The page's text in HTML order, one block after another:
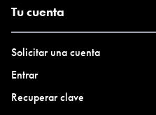
Tu cuenta
Solicitar una cuenta
Entrar
Recuperar clave